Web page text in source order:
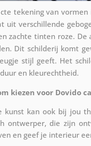
tekening van
uit verschillende
zachte tinten roze.
Dit schilderij komt
stijl geeft. Het
en kleurechtheid.
kiezen voor Dovido
kunst kan ook bij jou
ontwerper, die zijn
en geef je interieur